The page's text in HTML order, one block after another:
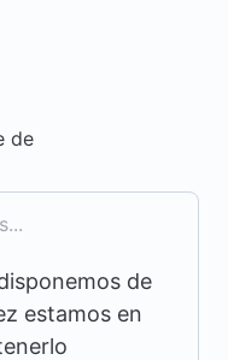
de
de
estamos en